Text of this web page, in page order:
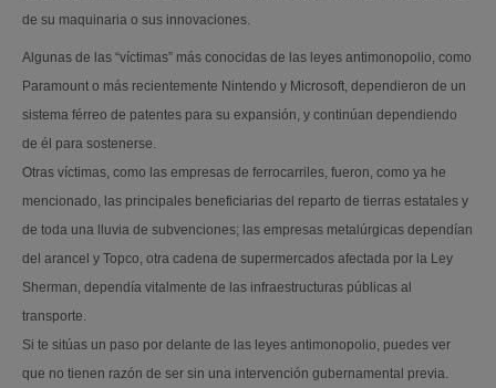
de su maquinaria o sus innovaciones.
Algunas de las “víctimas” más conocidas de las leyes antimonopolio, como
Paramount o más recientemente Nintendo y Microsoft, dependieron de un
sistema férreo de patentes para su expansión, y continúan dependiendo
de él para sostenerse.
Otras víctimas, como las empresas de ferrocarriles, fueron, como ya he
mencionado, las principales beneficiarias del reparto de tierras estatales y
de toda una lluvia de subvenciones; las empresas metalúrgicas dependían
del arancel y Topco, otra cadena de supermercados afectada por la Ley
Sherman, dependía vitalmente de las infraestructuras públicas al
transporte.
Si te sitúas un paso por delante de las leyes antimonopolio, puedes ver
que no tienen razón de ser sin una intervención gubernamental previa.